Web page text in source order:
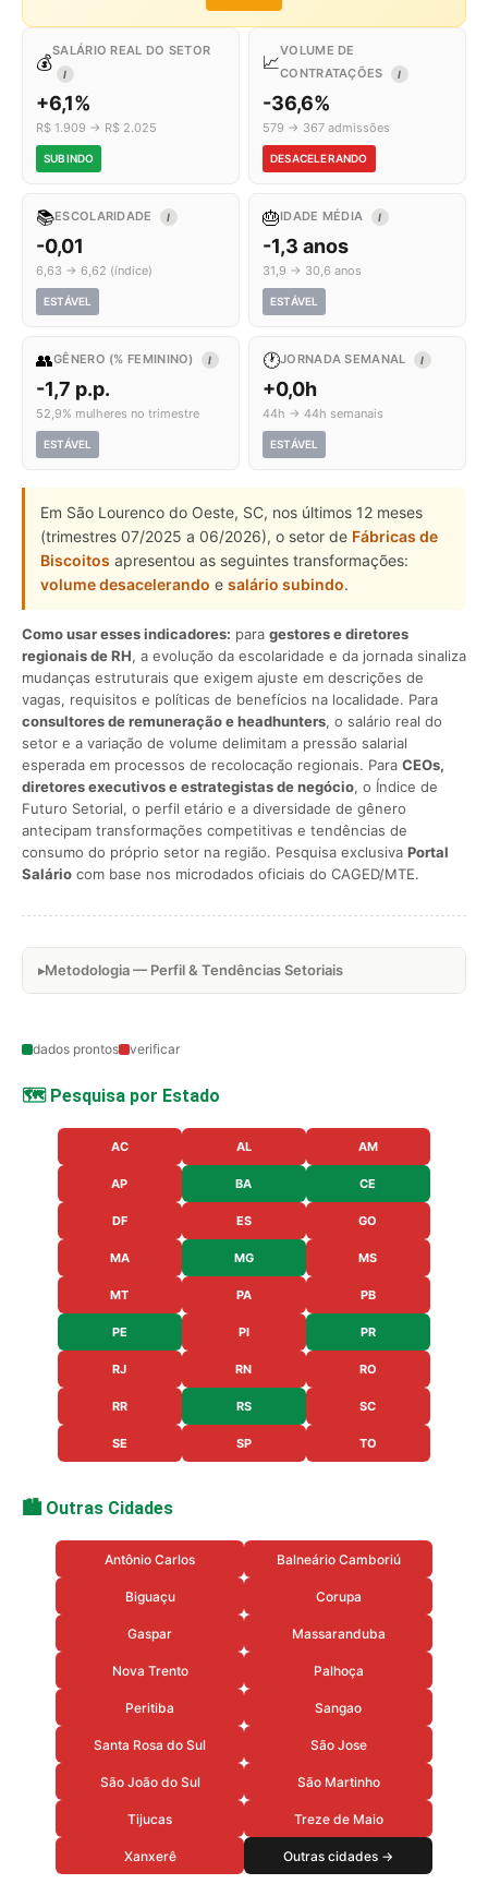
💰
SALÁRIO REAL DO SETOR
I
+6,1%
R$ 1.909 → R$ 2.025
SUBINDO
📈
VOLUME DE
CONTRATAÇÕES
I
-36,6%
579 → 367 admissões
DESACELERANDO
📚ESCOLARIDADE I
-0,01
6,63 → 6,62 (índice)
ESTÁVEL
🎂IDADE MÉDIA I
-1,3 anos
31,9 → 30,6 anos
ESTÁVEL
👥GÊNERO (% FEMININO) I
-1,7 p.p.
52,9% mulheres no trimestre
ESTÁVEL
🕐JORNADA SEMANAL I
+0,0h
44h → 44h semanais
ESTÁVEL
Em São Lourenco do Oeste, SC, nos últimos 12 meses
(trimestres 07/2025 a 06/2026), o setor de Fábricas de
Biscoitos apresentou as seguintes transformações:
volume desacelerando e salário subindo.
Como usar esses indicadores: para gestores e diretores
regionais de RH, a evolução da escolaridade e da jornada sinaliza
mudanças estruturais que exigem ajuste em descrições de
vagas, requisitos e políticas de benefícios na localidade. Para
consultores de remuneração e headhunters, o salário real do
setor e a variação de volume delimitam a pressão salarial
esperada em processos de recolocação regionais. Para CEOs,
diretores executivos e estrategistas de negócio, o Índice de
Futuro Setorial, o perfil etário e a diversidade de gênero
antecipam transformações competitivas e tendências de
consumo do próprio setor na região. Pesquisa exclusiva Portal
Salário com base nos microdados oficiais do CAGED/MTE.
Metodologia — Perfil & Tendências Setoriais
dados prontos verificar
🗺️ Pesquisa por Estado
AC AL AM
AP BA CE
DF ES GO
MA MG MS
MT PA PB
PE PI PR
RJ RN RO
RR RS SC
SE SP TO
🏙️ Outras Cidades
Antônio Carlos Balneário Camboriú
Biguaçu Corupa
Gaspar Massaranduba
Nova Trento Palhoça
Peritiba Sangao
Santa Rosa do Sul São Jose
São João do Sul São Martinho
Tijucas Treze de Maio
Xanxerê Outras cidades →